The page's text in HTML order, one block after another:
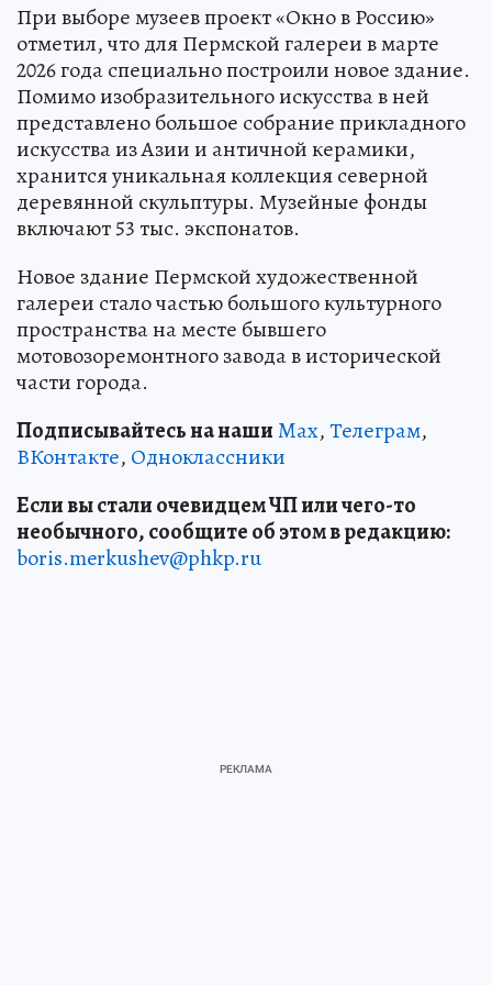
При выборе музеев проект «Окно в Россию»
отметил, что для Пермской галереи в марте
2026 года специально построили новое здание.
Помимо изобразительного искусства в ней
представлено большое собрание прикладного
искусства из Азии и античной керамики,
хранится уникальная коллекция северной
деревянной скульптуры. Музейные фонды
включают 53 тыс. экспонатов.
Новое здание Пермской художественной
галереи стало частью большого культурного
пространства на месте бывшего
мотовозоремонтного завода в исторической
части города.
Подписывайтесь на нашиMax,Телеграм,
ВКонтакте, Одноклассники
Если вы стали очевидцем ЧП или чего-то
необычного, сообщите об этом в редакцию:
boris.merkushev@phkp.ru